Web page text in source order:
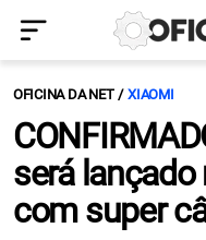
OFICINA DA NET XIAOMI
será
com super